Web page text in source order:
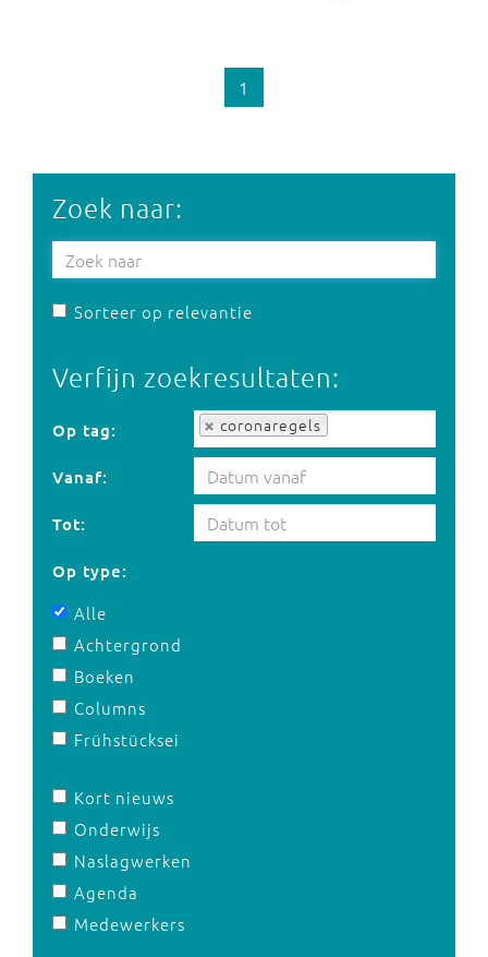
1
Zoek naar:
Sorteer op relevantie
Verfijn zoekresultaten:
Op tag: coronaregels
Op tag:
Vanaf:
Tot:
Op type:
Alle
Achtergrond
Boeken
Columns
Frühstücksei
Kort nieuws
Onderwijs
Naslagwerken
Agenda
Medewerkers